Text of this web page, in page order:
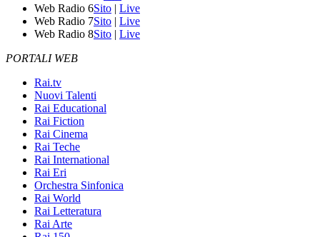
Web Radio 6Sito | Live
Web Radio 7Sito | Live
Web Radio 8Sito | Live
PORTALI WEB
Rai.tv
Nuovi Talenti
Rai Educational
Rai Fiction
Rai Cinema
Rai Teche
Rai International
Rai Eri
Orchestra Sinfonica
Rai World
Rai Letteratura
Rai Arte